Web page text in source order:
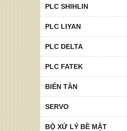
PLC SHIHLIN
PLC LIYAN
PLC DELTA
PLC FATEK
BIẾN TẦN
SERVO
BỘ XỬ LÝ BỀ MẶT